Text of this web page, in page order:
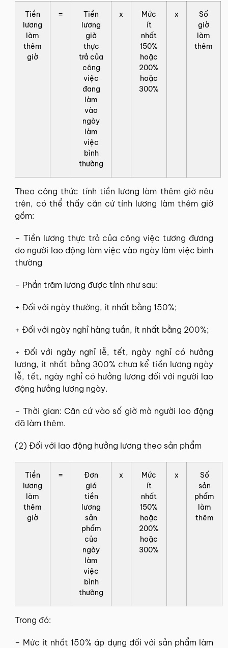
Tiền
lương
làm
thêm
giờ
=
Tiền
lương
giờ
thực
trả của
công
việc
đang
làm
vào
ngày
làm
việc
bình
thường
x
Mức
ít
nhất
150%
hoặc
200%
hoặc
300%
x
Số
giờ
làm
thêm
Theo công thức tính tiền lương làm thêm giờ nêu
trên, có thể thấy căn cứ tính lương làm thêm giờ
gồm:
– Tiền lương thực trả của công việc tương đương
do người lao động làm việc vào ngày làm việc bình
thường
– Phần trăm lương được tính như sau:
+ Đối với ngày thường, ít nhất bằng 150%;
+ Đối với ngày nghỉ hàng tuần, ít nhất bằng 200%;
+ Đối với ngày nghỉ lễ, tết, ngày nghỉ có hưởng
lương, ít nhất bằng 300% chưa kể tiền lương ngày
lễ, tết, ngày nghỉ có hưởng lương đối với người lao
động hưởng lương ngày.
– Thời gian: Căn cứ vào số giờ mà người lao động
đã làm thêm.
(2) Đối với lao động hưởng lương theo sản phẩm
Tiền
lương
làm
thêm
giờ
=
Đơn
giá
tiền
lương
sản
phẩm
của
ngày
làm
việc
bình
thường
x
Mức
ít
nhất
150%
hoặc
200%
hoặc
300%
x
Số
sản
phẩm
làm
thêm
Trong đó:
– Mức ít nhất 150% áp dụng đối với sản phẩm làm